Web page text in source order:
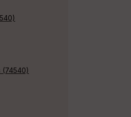
(74540)